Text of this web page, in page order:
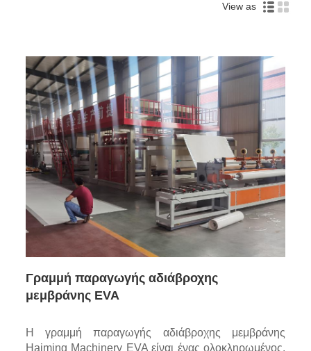
View as
Γραμμή παραγωγής αδιάβροχης
μεμβράνης EVA
Η γραμμή παραγωγής αδιάβροχης μεμβράνης
Haiming Machinery EVA είναι ένας ολοκληρωμένος,